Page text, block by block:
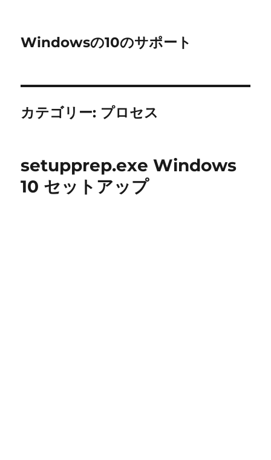
Windowsの10のサポート
カテゴリー: プロセス
setupprep.exe Windows
10 セットアップ